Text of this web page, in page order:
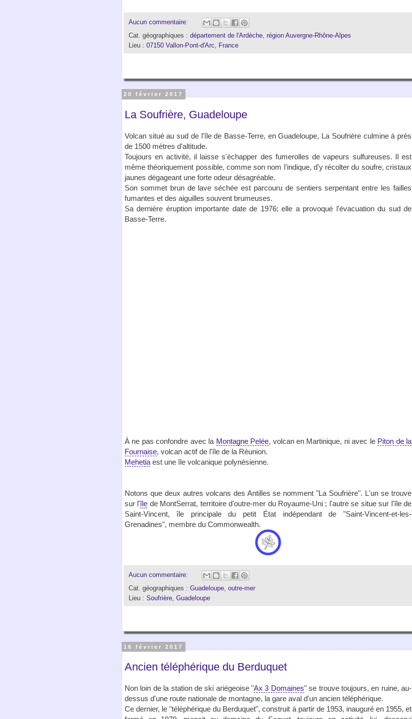
Aucun commentaire:
Cat. géographiques : département de l'Ardèche, région Auvergne-Rhône-Alpes
Lieu : 07150 Vallon-Pont-d'Arc, France
20 février 2017
La Soufrière, Guadeloupe
Volcan situé au sud de l'île de Basse-Terre, en Guadeloupe, La Soufrière culmine à près
de 1500 mètres d'altitude.
Toujours en activité, il laisse s'échapper des fumerolles de vapeurs sulfureuses. Il est
même théoriquement possible, comme son nom l'indique, d'y récolter du soufre, cristaux
jaunes dégageant une forte odeur désagréable.
Son sommet brun de lave séchée est parcouru de sentiers serpentant entre les failles
fumantes et des aiguilles souvent brumeuses.
Sa dernière éruption importante date de 1976; elle a provoqué l'évacuation du sud de
Basse-Terre.
À ne pas confondre avec la Montagne Pelée, volcan en Martinique, ni avec le Piton de la
Fournaise, volcan actif de l'île de la Réunion.
Mehetia est une île volcanique polynésienne.
Notons que deux autres volcans des Antilles se nomment "La Soufrière". L'un se trouve
sur l'île de MontSerrat, territoire d'outre-mer du Royaume-Uni ; l'autre se situe sur l'île de
Saint-Vincent, île principale du petit État indépendant de "Saint-Vincent-et-les-
Grenadines", membre du Commonwealth.
Aucun commentaire:
Cat. géographiques : Guadeloupe, outre-mer
Lieu : Soufrière, Guadeloupe
16 février 2017
Ancien téléphérique du Berduquet
Non loin de la station de ski ariégeoise "Ax 3 Domaines" se trouve toujours, en ruine, au-
dessus d'une route nationale de montagne, la gare aval d'un ancien téléphérique.
Ce dernier, le "téléphérique du Berduquet", construit à partir de 1953, inauguré en 1955, et